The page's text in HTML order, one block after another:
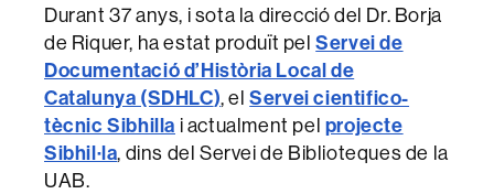
Durant 37 anys, i sota la direcció del Dr. Borja
de Riquer, ha estat produït pelServei de
Documentació d’Història Local de
Catalunya (SDHLC), elServei cientifico-
tècnic Sibhilla i actualment pel projecte
Sibhil·la, dins del Servei de Biblioteques de la
UAB.